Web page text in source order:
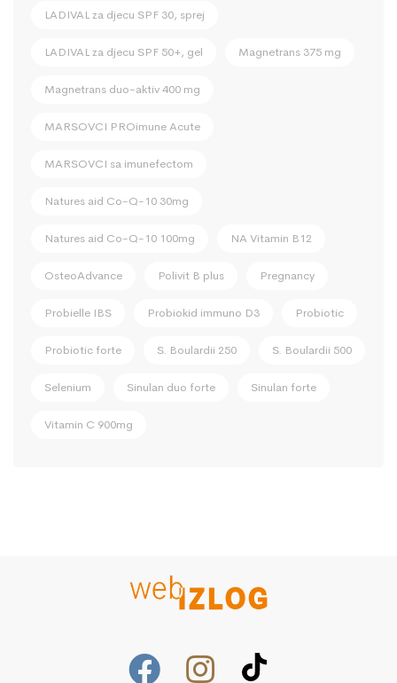
LADIVAL za djecu SPF 30, sprej
LADIVAL za djecu SPF 50+, gel Magnetrans 375 mg
Magnetrans duo-aktiv 400 mg
MARSOVCI PROimune Acute
MARSOVCI sa imunefectom
Natures aid Co-Q-10 30mg
Natures aid Co-Q-10 100mg NA Vitamin B12
OsteoAdvance Polivit B plus Pregnancy
Probielle IBS Probiokid immuno D3 Probiotic
Probiotic forte S. Boulardii 250 S. Boulardii 500
Selenium Sinulan duo forte Sinulan forte
Vitamin C 900mg